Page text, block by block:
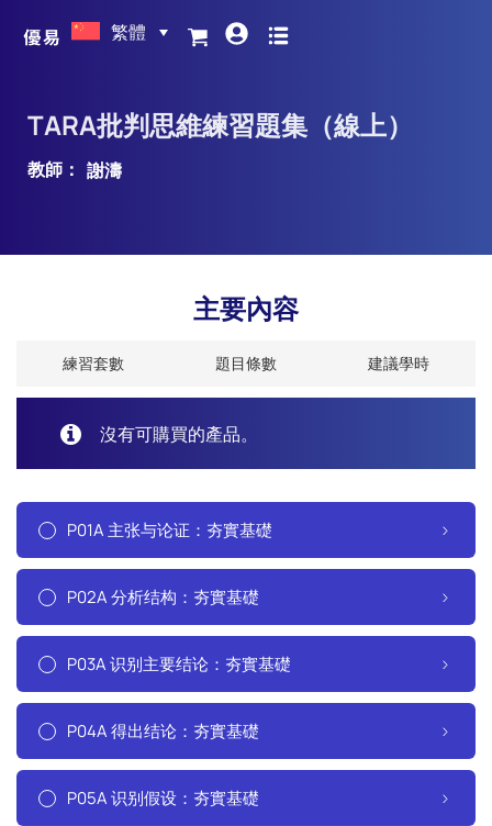
繁體
TARA批判思維練習題集（線上）
教師： 謝濤
主要內容
練習套數 題目條數 建議學時
沒有可購買的產品。
P01A 主张与论证：夯實基礎
P02A 分析结构：夯實基礎
P03A 识别主要结论：夯實基礎
P04A 得出结论：夯實基礎
P05A 识别假设：夯實基礎